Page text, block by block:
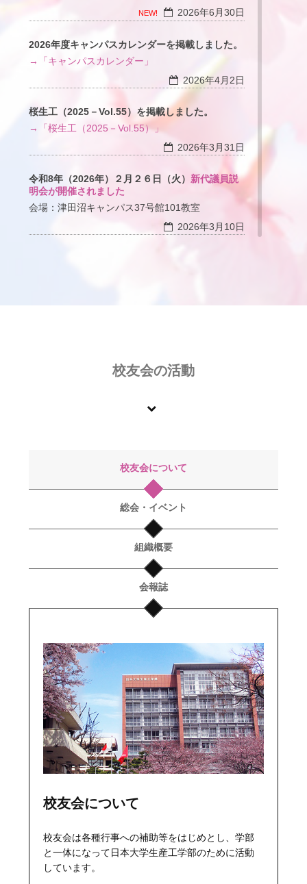
NEW! 2026年6月30日
2026年度キャンパスカレンダーを掲載しました。
→「キャンパスカレンダー」
2026年4月2日
桜生工（2025－Vol.55）を掲載しました。
→「桜生工（2025－Vol.55）」
2026年3月31日
令和8年（2026年）２月２６日（火） 新代議員説
明会が開催されました
会場：津田沼キャンパス37号館101教室
2026年3月10日
2025年11月7日
会場：市川グランドホテル
2025年3月24日
新代議員説明会が開催されました
会場：津田沼キャンパス37号館101教室
2025年3月6日
第３３回「母校を訪ね
会場：日本大学生産工学部津田沼校舎
2024年11月18日
8月24日（土）第38回日本大学工科系校友会連絡
会・懇親会が開催されました。
会場：日本大学生産工学部
2024年9月9日
令和6年（2024年）6月15日（土）「令和6年度 生
産工学部校友会代議員総会 懇親会」を開催いた
しました
会場：市川グランドホテル
→「桜生工（2023－Vol.53）」
2024年3月22日
校友会の活動
校友会について
総会・イベント
組織概要
会報誌
校友会について
校友会は各種行事への補助等をはじめとし、学部
と一体になって日本大学生産工学部のために活動
しています。